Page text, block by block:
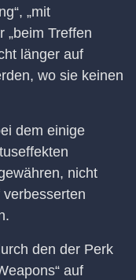
„mit
„beim Treffen
länger auf
wo sie keinen
dem einige
nicht
den der Perk
auf